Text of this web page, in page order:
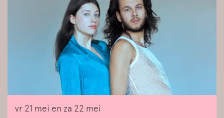
vr 21 mei en za 22 mei